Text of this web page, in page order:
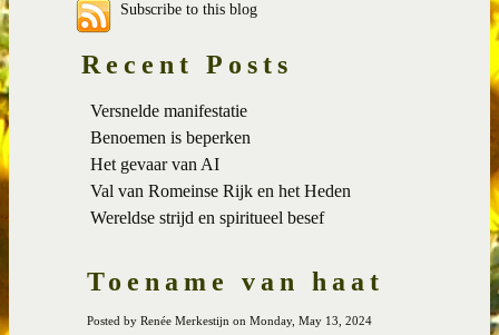
Subscribe to this blog
Recent Posts
Versnelde manifestatie
Benoemen is beperken
Het gevaar van AI
Val van Romeinse Rijk en het Heden
Wereldse strijd en spiritueel besef
Toename van haat
Posted by Renée Merkestijn on Monday, May 13, 2024